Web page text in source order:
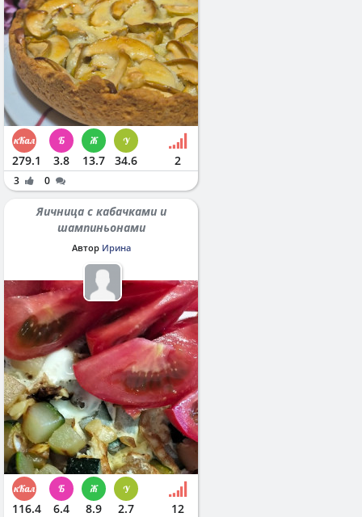
279.1 3.8 13.7 34.6 2
3 0
Яичница с кабачками и
шампиньонами
Автор Ирина
116.4 6.4 8.9 2.7 12